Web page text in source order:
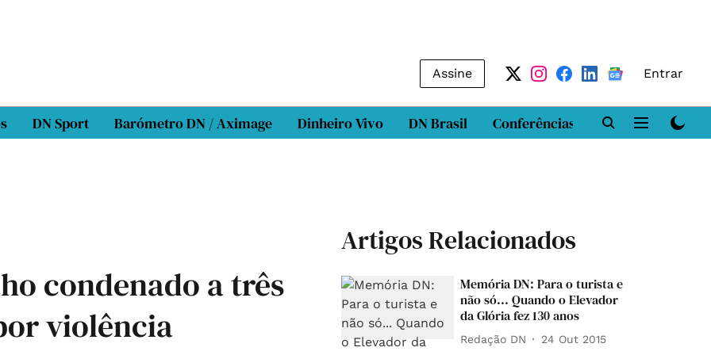
Assine Entrar
DN Sport Barómetro DN / Aximage Dinheiro Vivo DN Brasil Conferências DN LAB
condenado a três
violência
Artigos Relacionados
Memória DN: Para o turista e
não só... Quando o Elevador
da Glória fez 130 anos
Redação DN 24 Out 2015